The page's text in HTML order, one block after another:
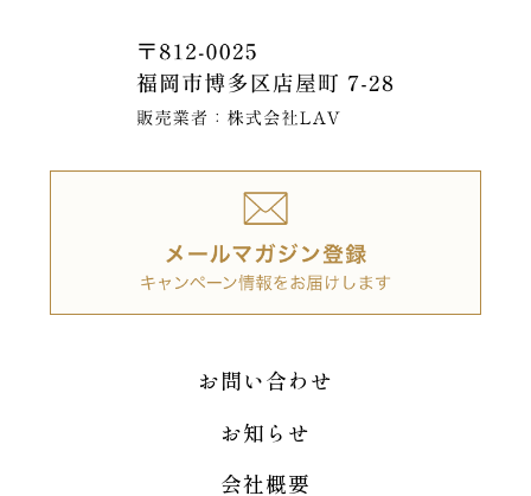
お問い合わせ
お知らせ
会社概要